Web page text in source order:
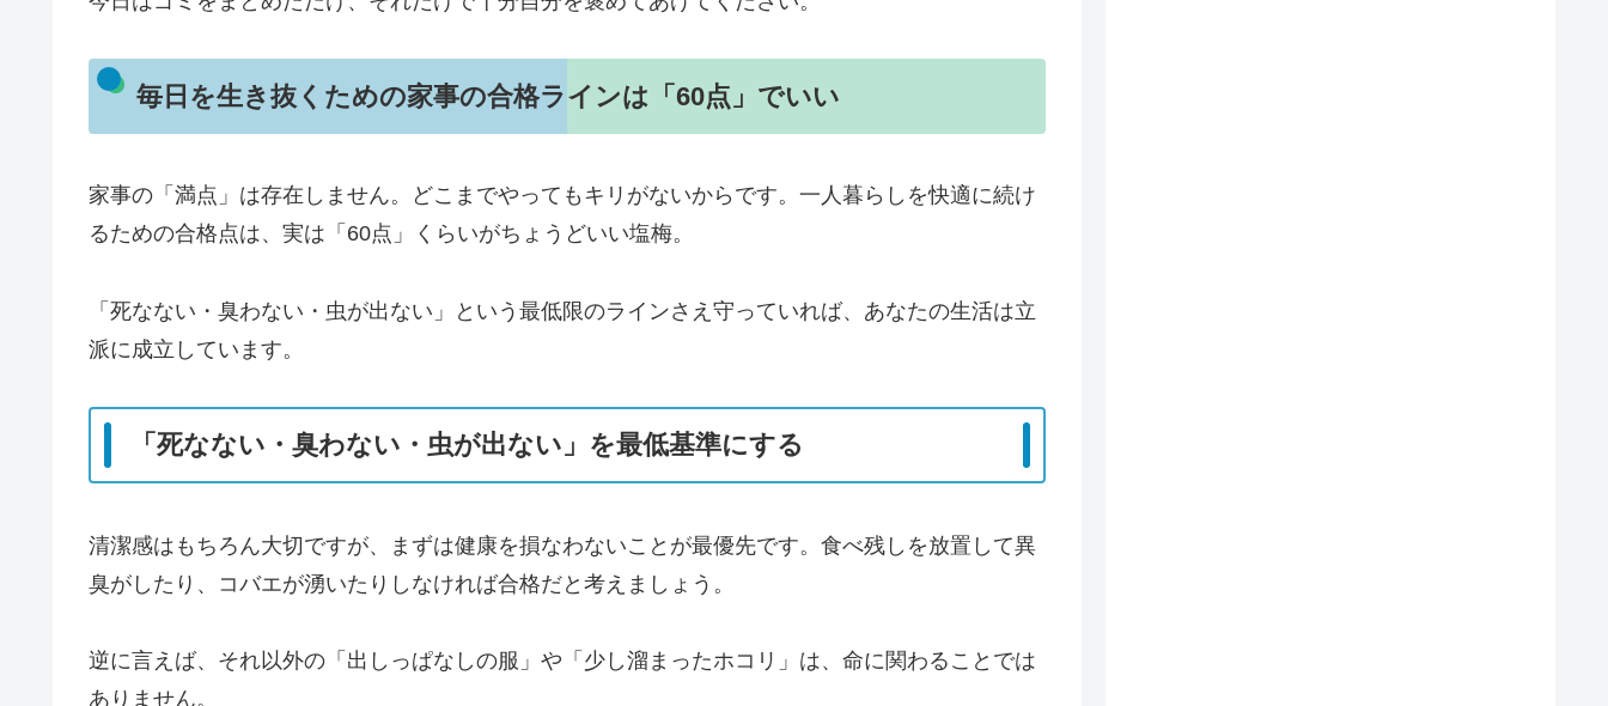
毎日を生き抜くための家事の合格ラインは「60点」でいい
家事の「満点」は存在しません。どこまでやってもキリがないからです。一人暮らしを快適に続け
るための合格点は、実は「60点」くらいがちょうどいい塩梅。
「死なない・臭わない・虫が出ない」という最低限のラインさえ守っていれば、あなたの生活は立
派に成立しています。
「死なない・臭わない・虫が出ない」を最低基準にする
清潔感はもちろん大切ですが、まずは健康を損なわないことが最優先です。食べ残しを放置して異
臭がしたり、コバエが湧いたりしなければ合格だと考えましょう。
逆に言えば、それ以外の「出しっぱなしの服」や「少し溜まったホコリ」は、命に関わることでは
ありません。